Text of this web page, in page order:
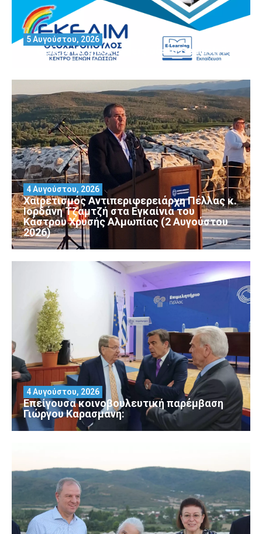
Θέλεις να αποκτήσεις άδεια Security?
5 Αυγούστου, 2026
Χαιρετισμός Αντιπεριφερειάρχη Πέλλας κ.
Ιορδάνη Τζαμτζή στα Εγκαίνια του
Κάστρου Χρυσής Αλμωπίας (2 Αυγούστου
2026)
4 Αυγούστου, 2026
Επείγουσα κοινοβουλευτική παρέμβαση
Γιώργου Καρασμάνη:
4 Αυγούστου, 2026